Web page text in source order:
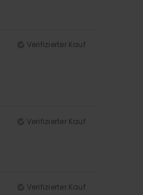
Verifizierter Kauf
Verifizierter Kauf
Verifizierter Kauf